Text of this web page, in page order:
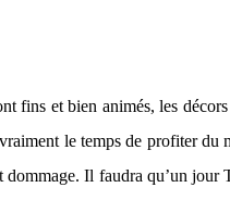
fins et bien animés, les
le temps de profiter du
dommage. Il faudra qu’un jour